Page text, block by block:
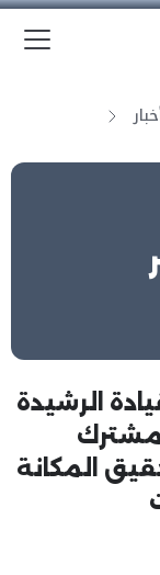
الرشيدة
المكانة